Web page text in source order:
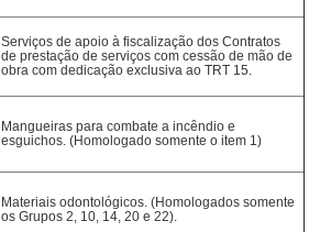
Serviços de apoio à fiscalização dos Contratos
de prestação de serviços com cessão de mão de
obra com dedicação exclusiva ao TRT 15.
Mangueiras para combate a incêndio e
esguichos. (Homologado somente o item 1)
Materiais odontológicos. (Homologados somente
os Grupos 2, 10, 14, 20 e 22).